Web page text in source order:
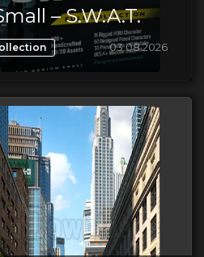
– S.W.A.T.
03.08.2026